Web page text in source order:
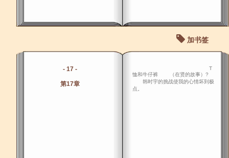
加书签
- 17 -
第17章
T
恤和牛仔裤 （在贤的故事）?
韩时宇的挑战使我的心情坏到极
点。